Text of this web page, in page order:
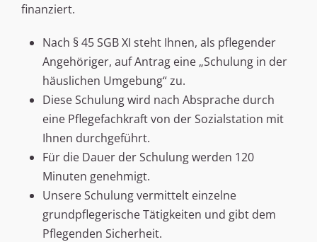
finanziert.
Nach § 45 SGB XI steht Ihnen, als pflegender
Angehöriger, auf Antrag eine „Schulung in der
häuslichen Umgebung“ zu.
Diese Schulung wird nach Absprache durch
eine Pflegefachkraft von der Sozialstation mit
Ihnen durchgeführt.
Für die Dauer der Schulung werden 120
Minuten genehmigt.
Unsere Schulung vermittelt einzelne
grundpflegerische Tätigkeiten und gibt dem
Pflegenden Sicherheit.